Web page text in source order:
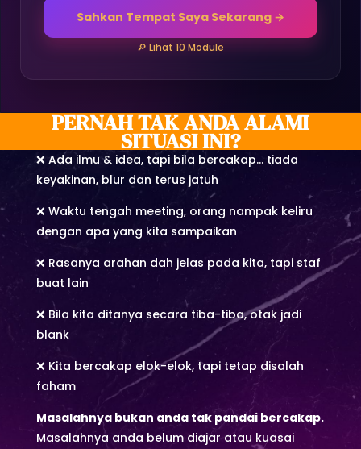
Sahkan Tempat Saya Sekarang →
🔎 Lihat 10 Module
PERNAH TAK ANDA ALAMI
SITUASI INI?
❌ Ada ilmu & idea, tapi bila bercakap… tiada
keyakinan, blur dan terus jatuh
❌ Waktu tengah meeting, orang nampak keliru
dengan apa yang kita sampaikan
❌ Rasanya arahan dah jelas pada kita, tapi staf
buat lain
❌ Bila kita ditanya secara tiba-tiba, otak jadi
blank
❌ Kita bercakap elok-elok, tapi tetap disalah
faham
Masalahnya bukan anda tak pandai bercakap.
Masalahnya anda belum diajar atau kuasai